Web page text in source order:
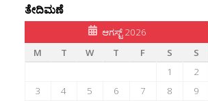
ತೇದಿಮಣೆ
ಆಗಸ್ಟ್ 2026
M
T W T F S
S
1
2
3
4 5 6 7 8
9